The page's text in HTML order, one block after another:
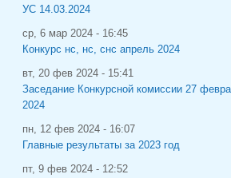
УС 14.03.2024
ср, 6 мар 2024 - 16:45
Конкурс нс, нс, снс апрель 2024
вт, 20 фев 2024 - 15:41
Заседание Конкурсной комиссии 27
2024
пн, 12 фев 2024 - 16:07
Главные результаты за 2023 год
пт, 9 фев 2024 - 12:52